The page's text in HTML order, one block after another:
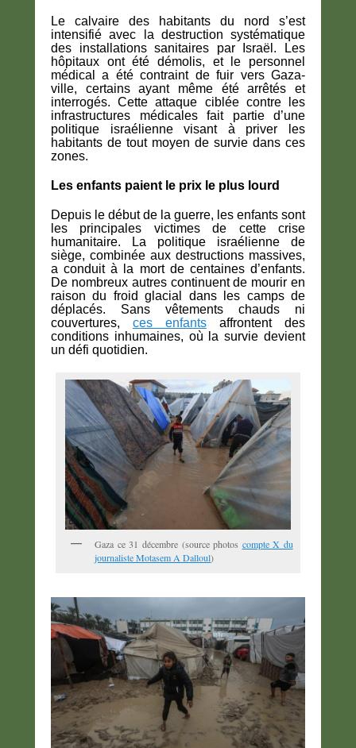
Le calvaire des habitants du nord s’est
intensifié avec la destruction systématique
des installations sanitaires par Israël. Les
hôpitaux ont été démolis, et le personnel
médical a été contraint de fuir vers Gaza-
ville, certains ayant même été arrêtés et
interrogés. Cette attaque ciblée contre les
infrastructures médicales fait partie d’une
politique israélienne visant à priver les
habitants de tout moyen de survie dans ces
zones.
Les enfants paient le prix le plus lourd
Depuis le début de la guerre, les enfants sont
les principales victimes de cette crise
humanitaire. La politique israélienne de
siège, combinée aux destructions massives,
a conduit à la mort de centaines d’enfants.
De nombreux autres continuent de mourir en
raison du froid glacial dans les camps de
déplacés. Sans vêtements chauds ni
couvertures, ces enfants affrontent des
conditions inhumaines, où la survie devient
un défi quotidien.
Gaza ce 31 décembre (source photos compte X du
journaliste Motasem A Dalloul)